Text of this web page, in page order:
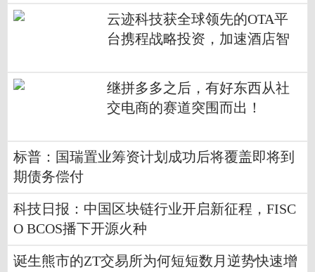
云迹科技获全球领先的OTA平
台携程战略投资，加速酒店智
继拼多多之后，有好东西从社
交电商的赛道突围而出！
标普：国瑞置业筹资计划成功后将覆盖即将到
期债务偿付
科技日报：中国区块链行业开启新征程，FISC
O BCOS播下开源火种
诞生熊市的ZT交易所为何短短数月逆势快速增